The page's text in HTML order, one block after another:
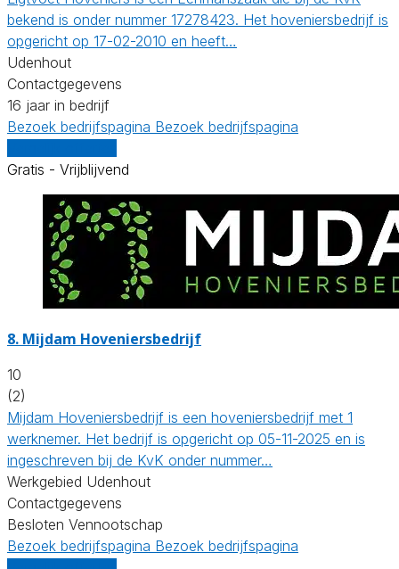
bekend is onder nummer 17278423. Het hoveniersbedrijf is
opgericht op 17-02-2010 en heeft…
Udenhout
Contactgegevens
16 jaar in bedrijf
Bezoek bedrijfspagina Bezoek bedrijfspagina
Gratis - Vrijblijvend
8. Mijdam Hoveniersbedrijf
10
(2)
Mijdam Hoveniersbedrijf is een hoveniersbedrijf met 1
werknemer. Het bedrijf is opgericht op 05-11-2025 en is
ingeschreven bij de KvK onder nummer…
Werkgebied Udenhout
Contactgegevens
Besloten Vennootschap
Bezoek bedrijfspagina Bezoek bedrijfspagina